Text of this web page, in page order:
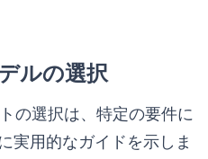
ルの選択
の選択は、特定の要件に
実用的なガイドを示しま